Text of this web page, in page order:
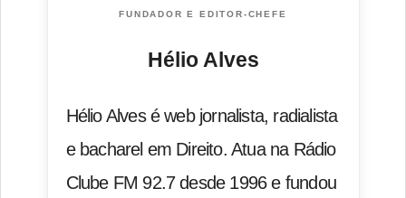
FUNDADOR E EDITOR-CHEFE
Hélio Alves
Hélio Alves é web jornalista, radialista
e bacharel em Direito. Atua na Rádio
Clube FM 92.7 desde 1996 e fundou